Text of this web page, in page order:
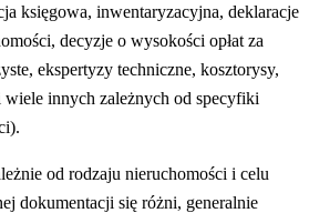
księgowa, inwentaryzacyjna, deklaracje
decyzje o wysokości opłat za
ekspertyzy techniczne, kosztorysy,
innych zależnych od specyfiki
od rodzaju nieruchomości i celu
dokumentacji się różni, generalnie